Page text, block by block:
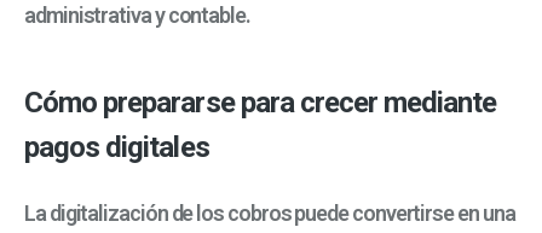
administrativa y contable.
Cómo prepararse para crecer mediante
pagos digitales
La digitalización de los cobros puede convertirse en una